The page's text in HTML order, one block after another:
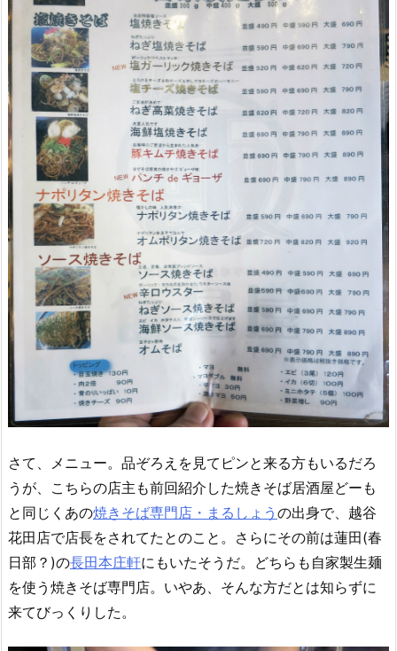
さて、メニュー。品ぞろえを見てピンと来る方もいるだろ
うが、こちらの店主も前回紹介した焼きそば居酒屋どーも
と同じくあの焼きそば専門店・まるしょう の出身で、越谷
花田店で店長をされてたとのこと。さらにその前は蓮田(春
日部？)の長田本庄軒にもいたそうだ。どちらも自家製生麺
を使う焼きそば専門店。いやあ、そんな方だとは知らずに
来てびっくりした。